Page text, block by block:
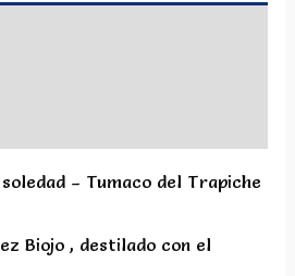
– Tumaco del Trapiche
Biojo , destilado con el